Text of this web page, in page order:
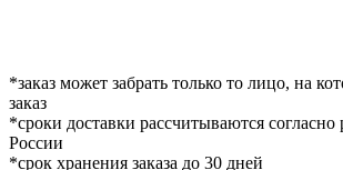
*заказ может забрать только то лицо, на
заказ
*сроки доставки рассчитываются
России
*срок хранения заказа до 30 дней